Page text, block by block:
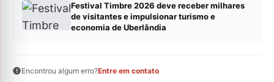
Festival Timbre 2026 deve receber milhares
de visitantes e impulsionar turismo e
economia de Uberlândia
Encontrou algum erro?Entre em contato